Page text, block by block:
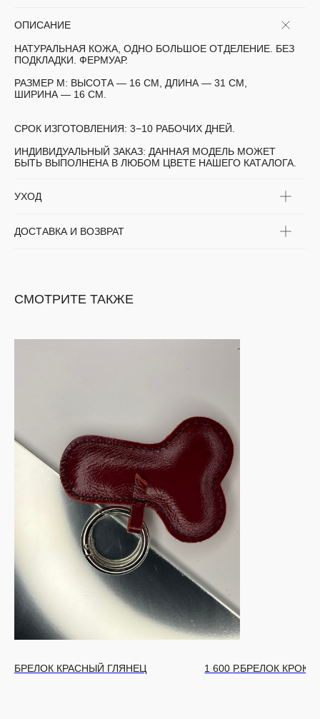
ОПИСАНИЕ
НАТУРАЛЬНАЯ КОЖА, ОДНО БОЛЬШОЕ ОТДЕЛЕНИЕ. БЕЗ
ПОДКЛАДКИ. ФЕРМУАР.
РАЗМЕР М: ВЫСОТА — 16 СМ, ДЛИНА — 31 СМ,
ШИРИНА — 16 СМ.
СРОК ИЗГОТОВЛЕНИЯ: 3−10 РАБОЧИХ ДНЕЙ.
ИНДИВИДУАЛЬНЫЙ ЗАКАЗ: ДАННАЯ МОДЕЛЬ МОЖЕТ
БЫТЬ ВЫПОЛНЕНА В ЛЮБОМ ЦВЕТЕ НАШЕГО КАТАЛОГА.
УХОД
ДОСТАВКА И ВОЗВРАТ
СМОТРИТЕ ТАКЖЕ
БРЕЛОК КРАСНЫЙ ГЛЯНЕЦ 1 600 Р.БРЕЛОК КРОКО